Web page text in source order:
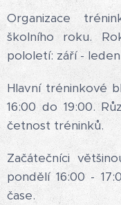
Organizace
školního roku.
pololetí: září -
Hlavní tréninkové
16:00 do 19:00.
četnost tréninků.
Začátečníci
pondělí 16:00 -
čase.